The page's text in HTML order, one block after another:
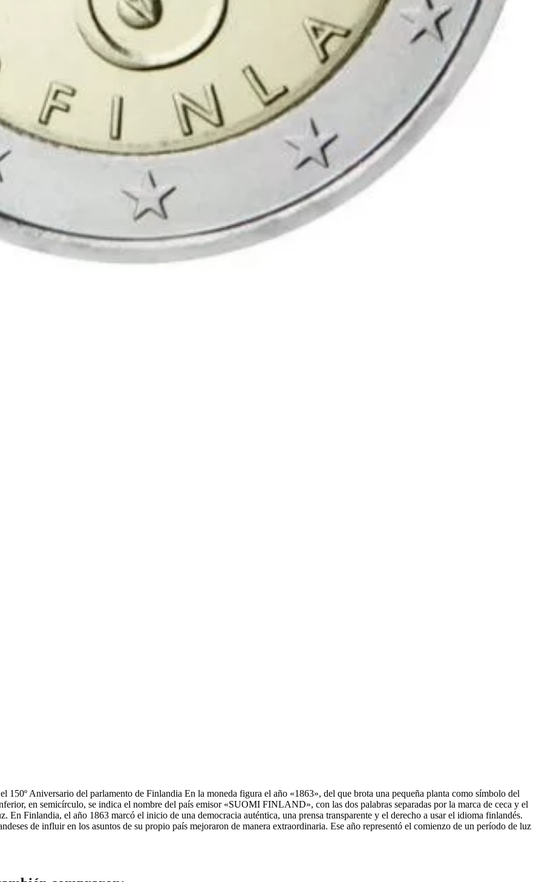
Aniversario del parlamento de Finlandia En la moneda figura el año «1863», del que brota una pequeña planta como símbolo del
en semicírculo, se indica el nombre del país emisor «SUOMI FINLAND», con las dos palabras separadas por la marca de ceca y el
En Finlandia, el año 1863 marcó el inicio de una democracia auténtica, una prensa transparente y el derecho a usar el idioma finlandés.
de influir en los asuntos de su propio país mejoraron de manera extraordinaria. Ese año representó el comienzo de un período de luz